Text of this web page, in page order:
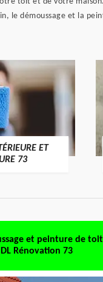
le démoussage et la
ET
73
et peinture de
Rénovation 73